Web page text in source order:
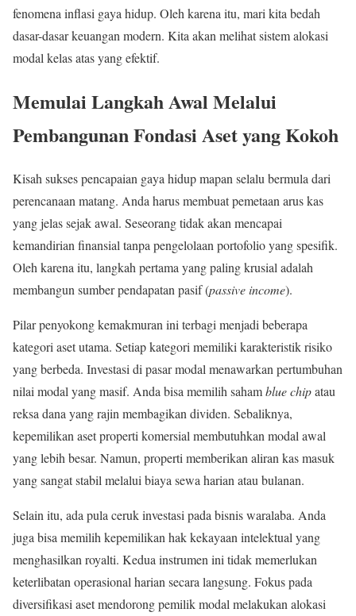
fenomena inflasi gaya hidup. Oleh karena itu, mari kita bedah
dasar-dasar keuangan modern. Kita akan melihat sistem alokasi
modal kelas atas yang efektif.
Memulai Langkah Awal Melalui
Pembangunan Fondasi Aset yang Kokoh
Kisah sukses pencapaian gaya hidup mapan selalu bermula dari
perencanaan matang. Anda harus membuat pemetaan arus kas
yang jelas sejak awal. Seseorang tidak akan mencapai
kemandirian finansial tanpa pengelolaan portofolio yang spesifik.
Oleh karena itu, langkah pertama yang paling krusial adalah
membangun sumber pendapatan pasif (passive income).
Pilar penyokong kemakmuran ini terbagi menjadi beberapa
kategori aset utama. Setiap kategori memiliki karakteristik risiko
yang berbeda. Investasi di pasar modal menawarkan pertumbuhan
nilai modal yang masif. Anda bisa memilih sahamblue chipatau
reksa dana yang rajin membagikan dividen. Sebaliknya,
kepemilikan aset properti komersial membutuhkan modal awal
yang lebih besar. Namun, properti memberikan aliran kas masuk
yang sangat stabil melalui biaya sewa harian atau bulanan.
Selain itu, ada pula ceruk investasi pada bisnis waralaba. Anda
juga bisa memilih kepemilikan hak kekayaan intelektual yang
menghasilkan royalti. Kedua instrumen ini tidak memerlukan
keterlibatan operasional harian secara langsung. Fokus pada
diversifikasi aset mendorong pemilik modal melakukan alokasi